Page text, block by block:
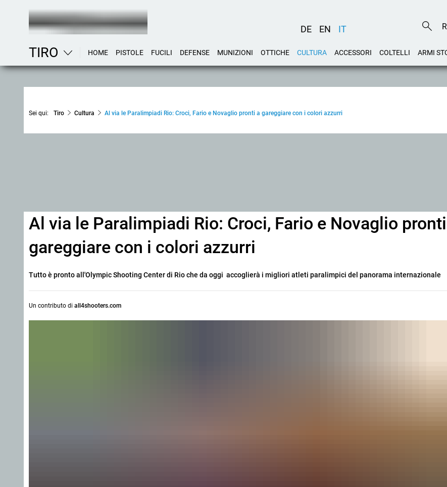
DE EN IT
TIRO HOME PISTOLE FUCILI DEFENSE MUNIZIONI OTTICHE CULTURA ACCESSORI COLTELLI ARMI
Sei qui: Tiro Cultura Al via le Paralimpiadi Rio: Croci, Fario e Novaglio pronti a gareggiare con i colori azzurri
Al via le Paralimpiadi Rio: Croci, Fario e Novaglio
gareggiare con i colori azzurri
Tutto è pronto all'Olympic Shooting Center di Rio che da oggi accoglierà i migliori atleti paralimpici del panorama internazionale
Un contributo di all4shooters.com